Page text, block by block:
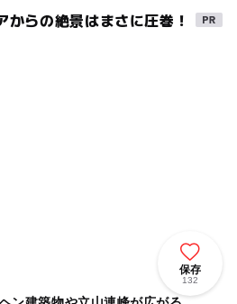
らの絶景はまさに圧巻！
保存
132